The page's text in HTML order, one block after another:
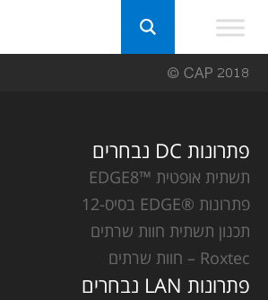
פתרונות DC נבחרים
תשתית אופטית ™EDGE8
פתרונות ®EDGE בסיס-12
תכנון תשתית חוות שרתים
Roxtec – חוות שרתים
פתרונות LAN נבחרים